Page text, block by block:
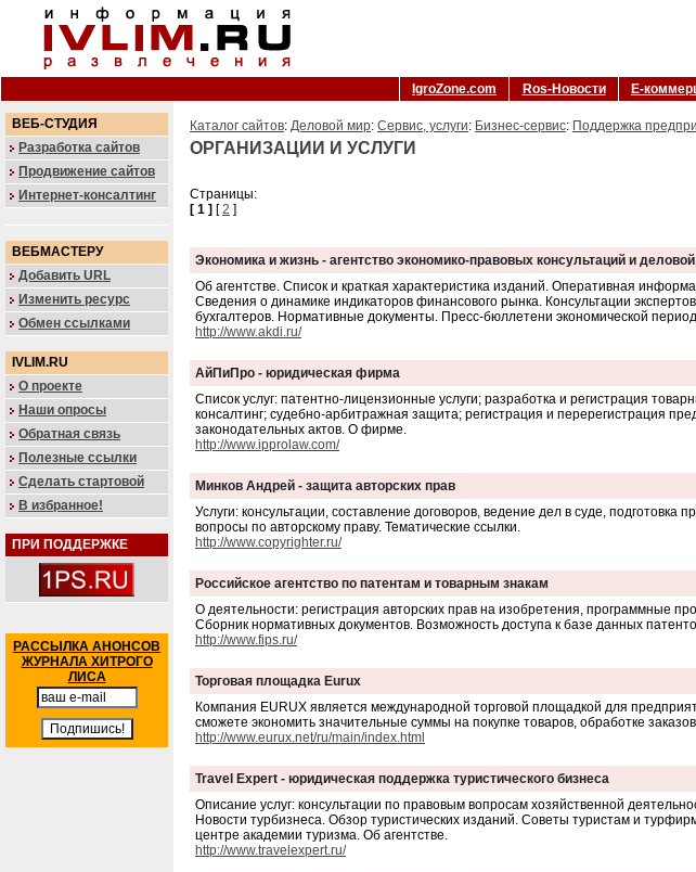
IgroZone.com Ros-Новости Е-
ВЕБ-СТУДИЯ
Разработка сайтов
Продвижение сайтов
Интернет-консалтинг
ВЕБМАСТЕРУ
Добавить URL
Изменить ресурс
Обмен ссылками
IVLIM.RU
О проекте
Наши опросы
Обратная связь
Полезные ссылки
Сделать стартовой
В избранное!
ПРИ ПОДДЕРЖКЕ
РАССЫЛКА АНОНСОВ
ЖУРНАЛА ХИТРОГО
ЛИСА
Каталог сайтов: Деловой мир: Сервис, услуги: Бизнес-сервис: Поддержка
ОРГАНИЗАЦИИ И УСЛУГИ
Страницы:
[ 1 ] [2 ]
Экономика и жизнь - агентство экономико-правовых консультаций и
Об агентстве. Список и краткая характеристика изданий. Оперативная
Сведения о динамике индикаторов финансового рынка. Консультации
бухгалтеров. Нормативные документы. Пресс-бюллетени экономической
http://www.akdi.ru/
АйПиПро - юридическая фирма
Список услуг: патентно-лицензионные услуги; разработка и регистрация
консалтинг; судебно-арбитражная защита; регистрация и перерегистрация
законодательных актов. О фирме.
http://www.ipprolaw.com/
Минков Андрей - защита авторских прав
Услуги: консультации, составление договоров, ведение дел в суде,
вопросы по авторскому праву. Тематические ссылки.
http://www.copyrighter.ru/
Российское агентство по патентам и товарным знакам
О деятельности: регистрация авторских прав на изобретения, программные
Сборник нормативных документов. Возможность доступа к базе данных
http://www.fips.ru/
Торговая площадка Eurux
Компания EURUX является международной торговой площадкой для
сможете экономить значительные суммы на покупке товаров, обработке
http://www.eurux.net/ru/main/index.html
Travel Expert - юридическая поддержка туристического бизнеса
Описание услуг: консультации по правовым вопросам хозяйственной
Новости турбизнеса. Обзор туристических изданий. Советы туристам и
центре академии туризма. Об агентстве.
http://www.travelexpert.ru/